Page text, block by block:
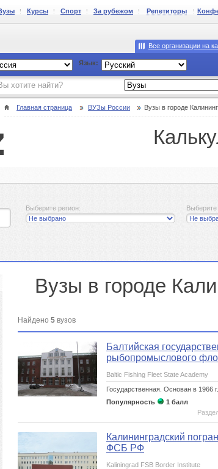
Курсы Спорт За рубежом Репетиторы
Все организации на
Язык:
Главная страница ВУЗы России Вузы в городе
Выберите регион: Выберите
Вузы в городе
Найдено 5 вузов
Балтийская
рыбопромыслового
Baltic Fishing Fleet State Academy
Государственная. Основан в 1966 г.
Популярность
1 балл
Калининградский
ФСБ РФ
Kaliningrad FSB Border Institute